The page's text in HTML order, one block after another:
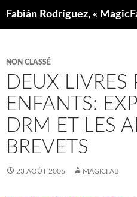
Fabián Rodríguez, «
NON CLASSÉ
DEUX LIVRES
ENFANTS:
DRM ET LES
BREVETS
23 AOÛT 2006 MAGICFAB